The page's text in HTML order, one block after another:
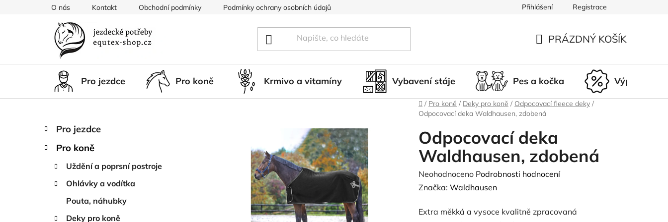
O nás Kontakt Obchodní podmínky Podmínky ochrany osobních údajů Doprava a platba Nepřevzetí zásilky
Přihlášení Registrace
KOŠÍK
PRÁZDNÝ KOŠÍK
Pro jezdce Pro koně Krmivo a vitamíny Vybavení stáje Pes a kočka Výprodej
Domů
/ Pro koně / Deky pro koně / Odpocovací fleece deky /
Odpocovací deka Waldhausen, zdobená
P
s
Přeskočit
kategorie
K
a
Pro jezdce
Pro koně
Uždění a poprsní postroje
Ohlávky a vodítka
Pouta, náhubky
Deky pro koně
Odpocovací deka
Waldhausen, zdobená
Průměrné
hodnocení
je
Neohodnoceno Podrobnosti hodnocení
Značka: Waldhausen
Extra měkká a vysoce kvalitně zpracovaná